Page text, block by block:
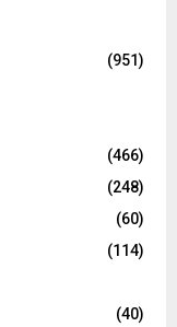
(951)
(466)
(248)
(60)
(114)
(40)